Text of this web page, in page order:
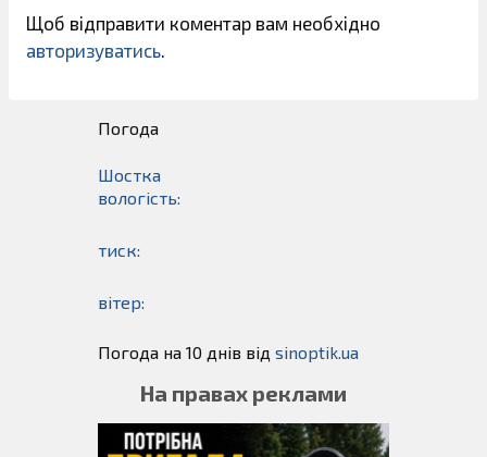
Щоб відправити коментар вам необхідно
авторизуватись.
Погода
Шостка
вологість:
тиск:
вітер:
Погода на 10 днів від sinoptik.ua
На правах реклами